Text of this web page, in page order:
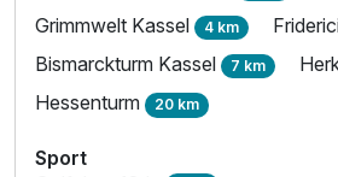
Grimmwelt Kassel 4 km
Bismarckturm Kassel 7 km
Hessenturm 20 km
Sport